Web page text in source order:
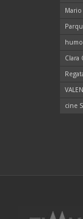
Clara
cine